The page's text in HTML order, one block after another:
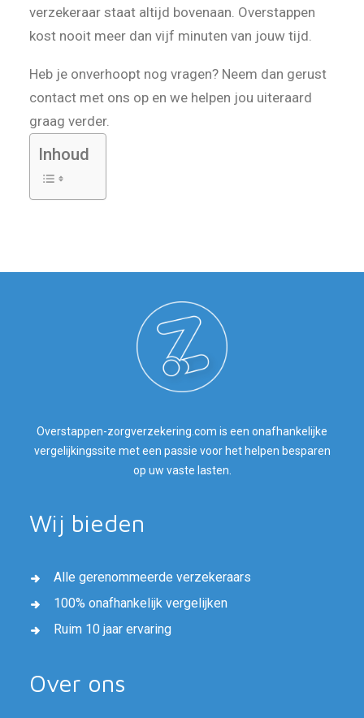
verzekeraar staat altijd bovenaan. Overstappen
kost nooit meer dan vijf minuten van jouw tijd.
Heb je onverhoopt nog vragen? Neem dan gerust
contact met ons op en we helpen jou uiteraard
graag verder.
Inhoud
Overstappen-zorgverzekering.com is een onafhankelijke
vergelijkingssite met een passie voor het helpen besparen
op uw vaste lasten.
Wij bieden
Alle gerenommeerde verzekeraars
100% onafhankelijk vergelijken
Ruim 10 jaar ervaring
Over ons